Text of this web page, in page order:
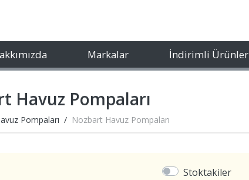
Markalar İndirimli Ürünler
Havuz Pompaları
Pompaları Nozbart Havuz Pompaları
Stoktakiler